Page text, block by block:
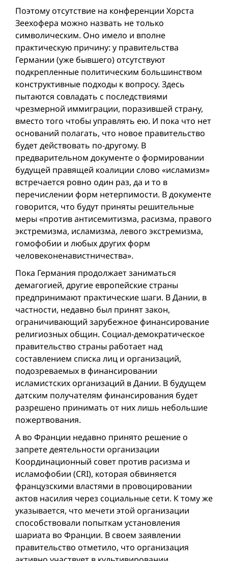
Поэтому отсутствие на конференции Хорста
Зеехофера можно назвать не только
символическим. Оно имело и вполне
практическую причину: у правительства
Германии (уже бывшего) отсутствуют
подкрепленные политическим большинством
конструктивные подходы к вопросу. Здесь
пытаются совладать с последствиями
чрезмерной иммиграции, поразившей страну,
вместо того чтобы управлять ею. И пока что нет
оснований полагать, что новое правительство
будет действовать по-другому. В
предварительном документе о формировании
будущей правящей коалиции слово «исламизм»
встречается ровно один раз, да и то в
перечислении форм нетерпимости. В документе
говорится, что будут приняты решительные
меры «против антисемитизма, расизма, правого
экстремизма, исламизма, левого экстремизма,
гомофобии и любых других форм
человеконенавистничества».
Пока Германия продолжает заниматься
демагогией, другие европейские страны
предпринимают практические шаги. В Дании, в
частности, недавно был принят закон,
ограничивающий зарубежное финансирование
религиозных общин. Социал-демократическое
правительство страны работает над
составлением списка лиц и организаций,
подозреваемых в финансировании
исламистских организаций в Дании. В будущем
датским получателям финансирования будет
разрешено принимать от них лишь небольшие
пожертвования.
А во Франции недавно принято решение о
запрете деятельности организации
Координационный совет против расизма и
исламофобии (CRI), которая обвиняется
французскими властями в провоцировании
актов насилия через социальные сети. К тому же
указывается, что мечети этой организации
способствовали попыткам установления
шариата во Франции. В своем заявлении
правительство отметило, что организация